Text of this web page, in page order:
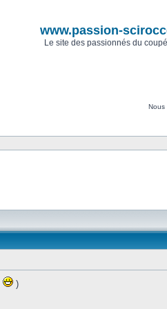
www.passion-
Le site des passionnés du
Nous
)